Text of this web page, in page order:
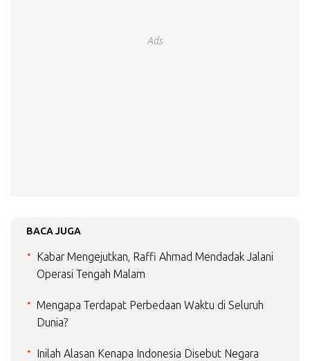
Ads
BACA JUGA
Kabar Mengejutkan, Raffi Ahmad Mendadak Jalani
Operasi Tengah Malam
Mengapa Terdapat Perbedaan Waktu di Seluruh
Dunia?
Inilah Alasan Kenapa Indonesia Disebut Negara